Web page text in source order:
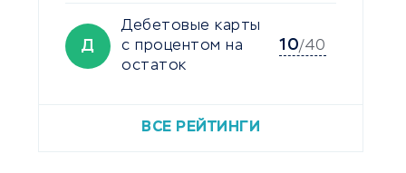
Д
Дебетовые карты
с процентом на
остаток
10/40
ВСЕ РЕЙТИНГИ